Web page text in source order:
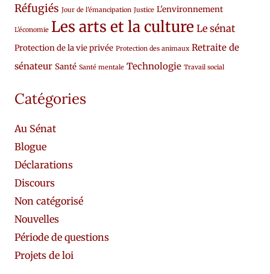
Réfugiés Jour de l'émancipation Justice L'environnement
L'économie Les arts et la culture Le sénat
Protection de la vie privée Protection des animaux Retraite de
sénateur Santé Santé mentale Technologie Travail social
Catégories
Au Sénat
Blogue
Déclarations
Discours
Non catégorisé
Nouvelles
Période de questions
Projets de loi